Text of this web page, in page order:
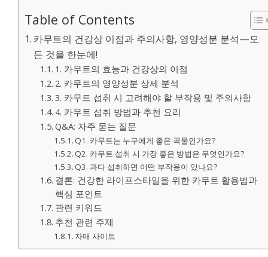
Table of Contents
카무트의 건강상 이점과 주의사항, 영양성분 분석—모
든 것을 한눈에!
1. 카무트의 효능과 건강상의 이점
2. 카무트의 영양성분 상세 분석
3. 카무트 섭취 시 고려해야 할 부작용 및 주의사항
4. 카무트 섭취 방법과 추천 요리
Q&A: 자주 묻는 질문
Q1. 카무트는 누구에게 좋은 곡물인가요?
Q2. 카무트 섭취 시 가장 좋은 방법은 무엇인가요?
Q3. 과다 섭취하면 어떤 부작용이 있나요?
결론: 건강한 라이프스타일을 위한 카무트 활용법과
핵심 포인트
관련 키워드
추천 관련 주제
자매 사이트